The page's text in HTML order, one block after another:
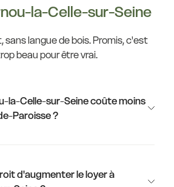
la-Celle-sur-Seine
sans langue de bois. Promis, c'est
beau pour être vrai.
la-Celle-sur-Seine coûte moins
Paroisse ?
d'augmenter le loyer à